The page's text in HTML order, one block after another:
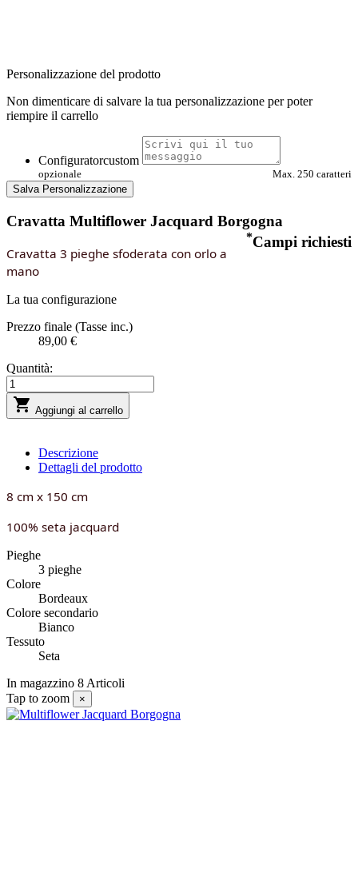
Personalizzazione del prodotto
Non dimenticare di salvare la tua personalizzazione per poter
riempire il carrello
Configuratorcustom
opzionale
Max. 250 caratteri
Salva Personalizzazione
Cravatta Multiflower Jacquard Borgogna
*Campi richiesti
Cravatta 3 pieghe sfoderata con orlo a
mano
La tua configurazione
Prezzo finale (Tasse inc.)
89,00 €
Quantità:
 Aggiungi al carrello
Descrizione
Dettagli del prodotto
8 cm x 150 cm
100% seta jacquard
Pieghe
3 pieghe
Colore
Bordeaux
Colore secondario
Bianco
Tessuto
Seta
In magazzino 8 Articoli
Tap to zoom
×